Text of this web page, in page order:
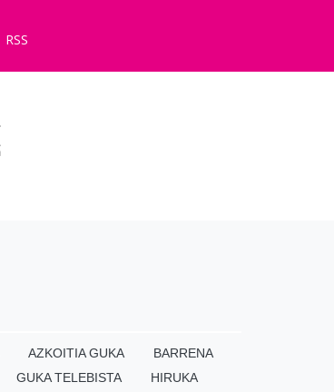
RSS
AZKOITIA GUKA
BARRENA
GUKA TELEBISTA HIRUKA